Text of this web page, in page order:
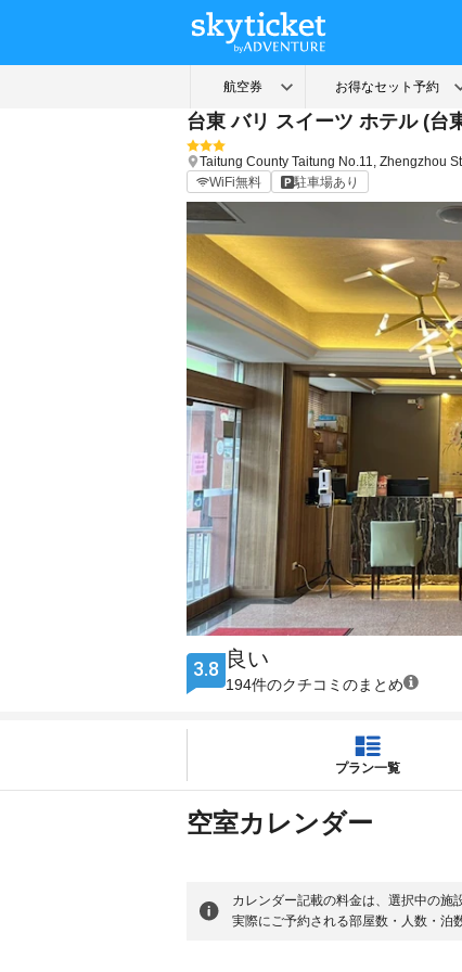
台東 バリ スイーツ ホテル (台
Taitung County Taitung No.11, Zhengzhou
WiFi無料
駐車場あり
3.8 良い
194件のクチコミのまとめ
プラン一覧
空室カレンダー
カレンダー記載の料金は、選択中の施
実際にご予約される部屋数・人数・泊